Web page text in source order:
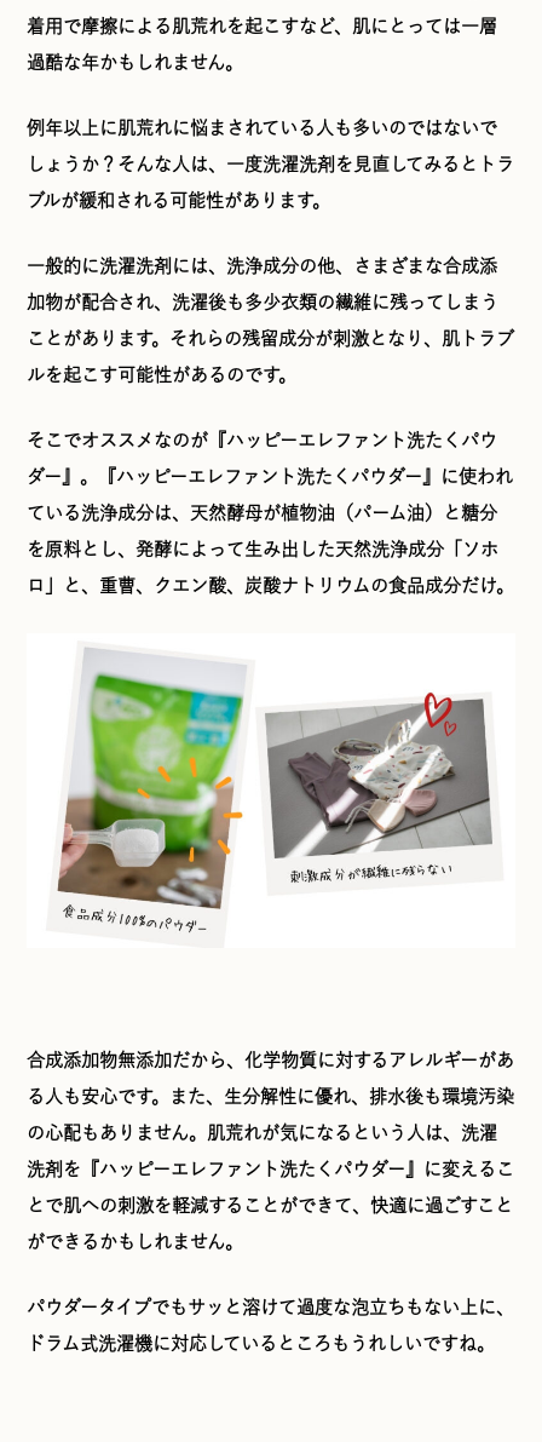
着用で摩擦による肌荒れを起こすなど、肌にとっては一層
過酷な年かもしれません。
例年以上に肌荒れに悩まされている人も多いのではないで
しょうか？そんな人は、一度洗濯洗剤を見直してみるとトラ
ブルが緩和される可能性があります。
一般的に洗濯洗剤には、洗浄成分の他、さまざまな合成添
加物が配合され、洗濯後も多少衣類の繊維に残ってしまう
ことがあります。それらの残留成分が刺激となり、肌トラブ
ルを起こす可能性があるのです。
そこでオススメなのが『ハッピーエレファント洗たくパウ
ダー』。『ハッピーエレファント洗たくパウダー』に使われ
ている洗浄成分は、天然酵母が植物油（パーム油）と糖分
を原料とし、発酵によって生み出した天然洗浄成分「ソホ
ロ」と、重曹、クエン酸、炭酸ナトリウムの食品成分だけ。
合成添加物無添加だから、化学物質に対するアレルギーがあ
る人も安心です。また、生分解性に優れ、排水後も環境汚染
の心配もありません。肌荒れが気になるという人は、洗濯
洗剤を『ハッピーエレファント洗たくパウダー』に変えるこ
とで肌への刺激を軽減することができて、快適に過ごすこと
ができるかもしれません。
パウダータイプでもサッと溶けて過度な泡立ちもない上に、
ドラム式洗濯機に対応しているところもうれしいですね。